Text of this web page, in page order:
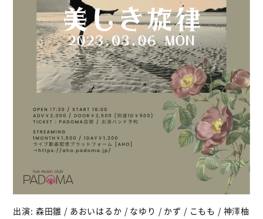
出演: 森田雛 / あおいはるか / なゆり / かず / こもも / 神澤柚